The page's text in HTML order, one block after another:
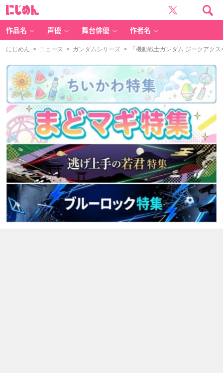
作品名 声優 舞台俳優 作者名
にじめん > ニュース > ガンダムシリーズ > 「機動戦士ガンダム ジークアク